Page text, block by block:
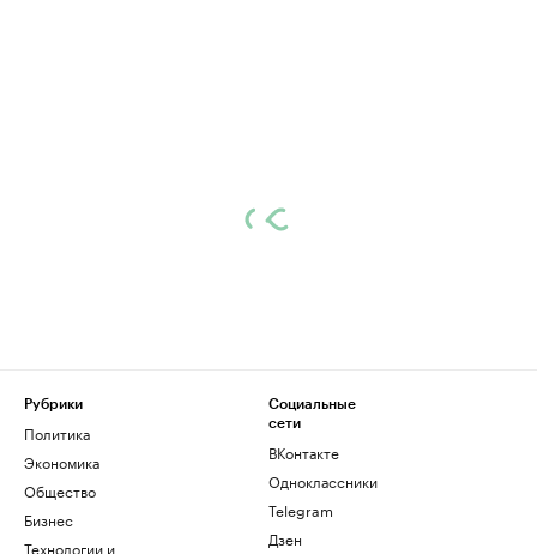
Рубрики
Политика
Экономика
Общество
Бизнес
Технологии и
Социальные
сети
ВКонтакте
Одноклассники
Telegram
Дзен